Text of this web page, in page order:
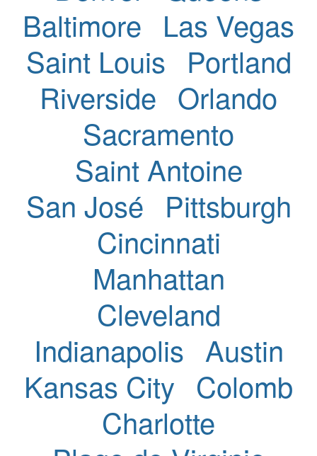
Baltimore Las Vegas
Saint Louis Portland
Riverside Orlando
Sacramento
Saint Antoine
San José Pittsburgh
Cincinnati
Manhattan
Cleveland
Indianapolis Austin
Kansas City Colomb
Charlotte